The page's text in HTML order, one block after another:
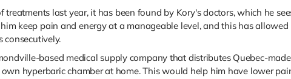
last year, it has been found by Kory's doctors, which he
keep pain and energy at a manageable level, and this has
consecutively.
based medical supply company that distributes Quebec-
hyperbaric chamber at home. This would help him have lower